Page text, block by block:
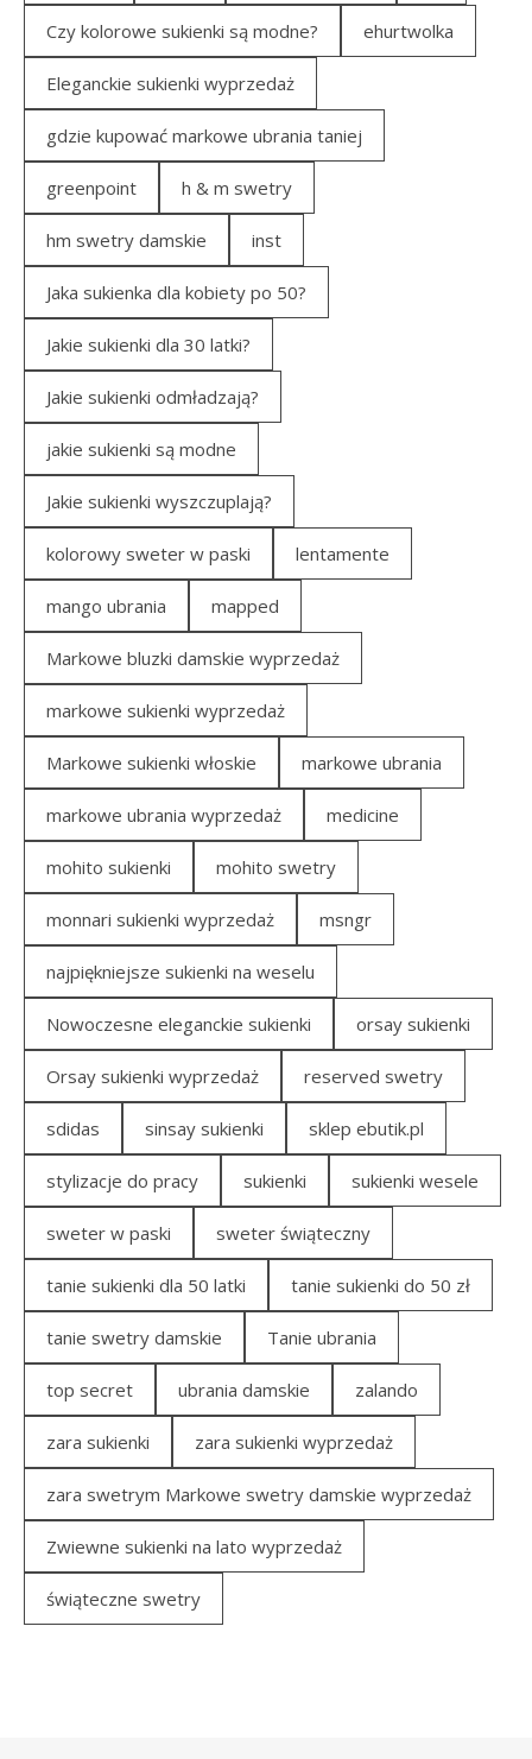
Czy kolorowe sukienki są modne? ehurtwolka
Eleganckie sukienki wyprzedaż
gdzie kupować markowe ubrania taniej
greenpoint h & m swetry
hm swetry damskie inst
Jaka sukienka dla kobiety po 50?
Jakie sukienki dla 30 latki?
Jakie sukienki odmładzają?
jakie sukienki są modne
Jakie sukienki wyszczuplają?
kolorowy sweter w paski lentamente
mango ubrania mapped
Markowe bluzki damskie wyprzedaż
markowe sukienki wyprzedaż
Markowe sukienki włoskie markowe ubrania
markowe ubrania wyprzedaż medicine
mohito sukienki mohito swetry
monnari sukienki wyprzedaż msngr
najpiękniejsze sukienki na weselu
Nowoczesne eleganckie sukienki orsay sukienki
Orsay sukienki wyprzedaż reserved swetry
sdidas sinsay sukienki sklep ebutik.pl
stylizacje do pracy sukienki sukienki wesele
sweter w paski sweter świąteczny
tanie sukienki dla 50 latki tanie sukienki do 50 zł
tanie swetry damskie Tanie ubrania
top secret ubrania damskie zalando
zara sukienki zara sukienki wyprzedaż
zara swetrym Markowe swetry damskie wyprzedaż
Zwiewne sukienki na lato wyprzedaż
świąteczne swetry